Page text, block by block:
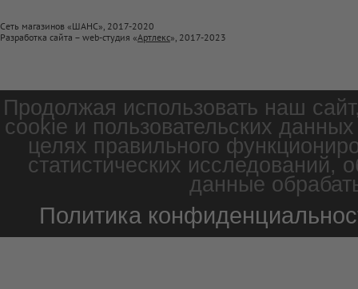
Сеть магазинов «ШАНС», 2017-2020
Разработка сайта – web-студия «Артлекс», 2017-2023
Продолжая использовать наш
cookie и пользовательских
целях правильного
статистических
данные
Политика